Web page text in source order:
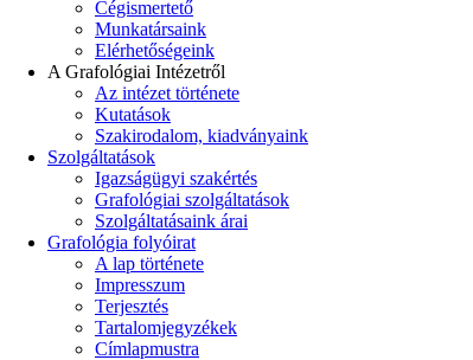
Cégismertető
Munkatársaink
Elérhetőségeink
A Grafológiai Intézetről
Az intézet története
Kutatások
Szakirodalom, kiadványaink
Szolgáltatások
Igazságügyi szakértés
Grafológiai szolgáltatások
Szolgáltatásaink árai
Grafológia folyóirat
A lap története
Impresszum
Terjesztés
Tartalomjegyzékek
Címlapmustra